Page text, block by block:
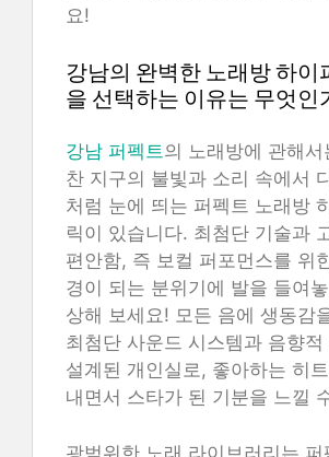
요!
강남의 완벽한 노래방 하이
을 선택하는 이유는 무엇인
강남 퍼펙트의 노래방에 관해서
찬 지구의 불빛과 소리 속에서
처럼 눈에 띄는 퍼펙트 노래방
릭이 있습니다. 최첨단 기술과
편안함, 즉 보컬 퍼포먼스를 위
경이 되는 분위기에 발을 들여
상해 보세요! 모든 음에 생동감
최첨단 사운드 시스템과 음향적
설계된 개인실로, 좋아하는 히
내면서 스타가 된 기분을 느낄
광범위한 노래 라이브러리는